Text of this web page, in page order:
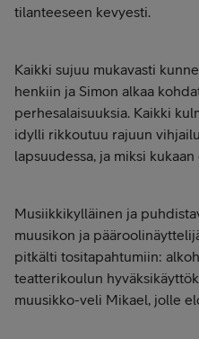
tilanteeseen kevyesti.
Kaikki sujuu mukavasti
henkiin ja Simon alkaa
perhesalaisuuksia. Kaikki
idylli rikkoutuu rajuun
lapsuudessa, ja miksi
Musiikkikylläinen ja
muusikon ja
pitkälti tositapahtumiin:
teatterikoulun
muusikko-veli Mikael, jolle